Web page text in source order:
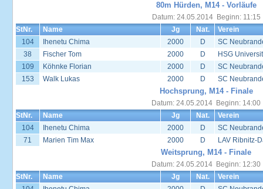
80m Hürden, M14 - Vorläufe
Datum: 24.05.2014 Beginn: 11:15
StNr.
Name Jg Nat.
Verein
104
Ihenetu Chima 2000 D
SC
38
Fischer Tom 2000 D
HSG
109
Köhnke Florian 2000 D
SC
153
Walk Lukas 2000 D SC
Hochsprung, M14 - Finale
Datum: 24.05.2014 Beginn: 14:00
StNr.
Name Jg Nat.
Verein
104
Ihenetu Chima 2000 D
SC
71
Marien Tim Max 2000 D LAV Ribnitz-
Weitsprung, M14 - Finale
Datum: 24.05.2014 Beginn: 12:30
StNr.
Name Jg Nat.
Verein